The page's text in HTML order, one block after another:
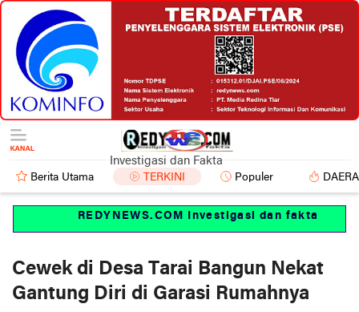
Investigasi dan Fakta
Berita Utama TERKINI Populer
REDYNEWS.COM Investigasi dan fakta
Cewek di Desa Tarai Bangun Nekat
Gantung Diri di Garasi Rumahnya